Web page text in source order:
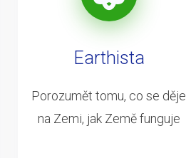
Earthista
Porozumět tomu, co se děje
na Zemi, jak Země funguje